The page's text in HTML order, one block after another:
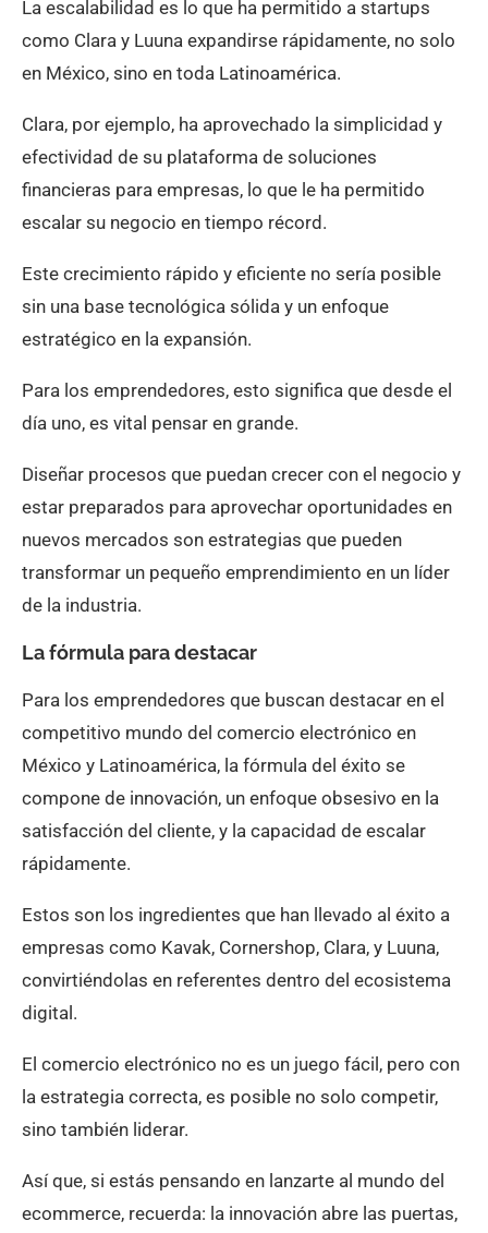
La escalabilidad es lo que ha permitido a startups
como Clara y Luuna expandirse rápidamente, no solo
en México, sino en toda Latinoamérica.
Clara, por ejemplo, ha aprovechado la simplicidad y
efectividad de su plataforma de soluciones
financieras para empresas, lo que le ha permitido
escalar su negocio en tiempo récord.
Este crecimiento rápido y eficiente no sería posible
sin una base tecnológica sólida y un enfoque
estratégico en la expansión.
Para los emprendedores, esto significa que desde el
día uno, es vital pensar en grande.
Diseñar procesos que puedan crecer con el negocio y
estar preparados para aprovechar oportunidades en
nuevos mercados son estrategias que pueden
transformar un pequeño emprendimiento en un líder
de la industria.
La fórmula para destacar
Para los emprendedores que buscan destacar en el
competitivo mundo del comercio electrónico en
México y Latinoamérica, la fórmula del éxito se
compone de innovación, un enfoque obsesivo en la
satisfacción del cliente, y la capacidad de escalar
rápidamente.
Estos son los ingredientes que han llevado al éxito a
empresas como Kavak, Cornershop, Clara, y Luuna,
convirtiéndolas en referentes dentro del ecosistema
digital.
El comercio electrónico no es un juego fácil, pero con
la estrategia correcta, es posible no solo competir,
sino también liderar.
Así que, si estás pensando en lanzarte al mundo del
ecommerce, recuerda: la innovación abre las puertas,